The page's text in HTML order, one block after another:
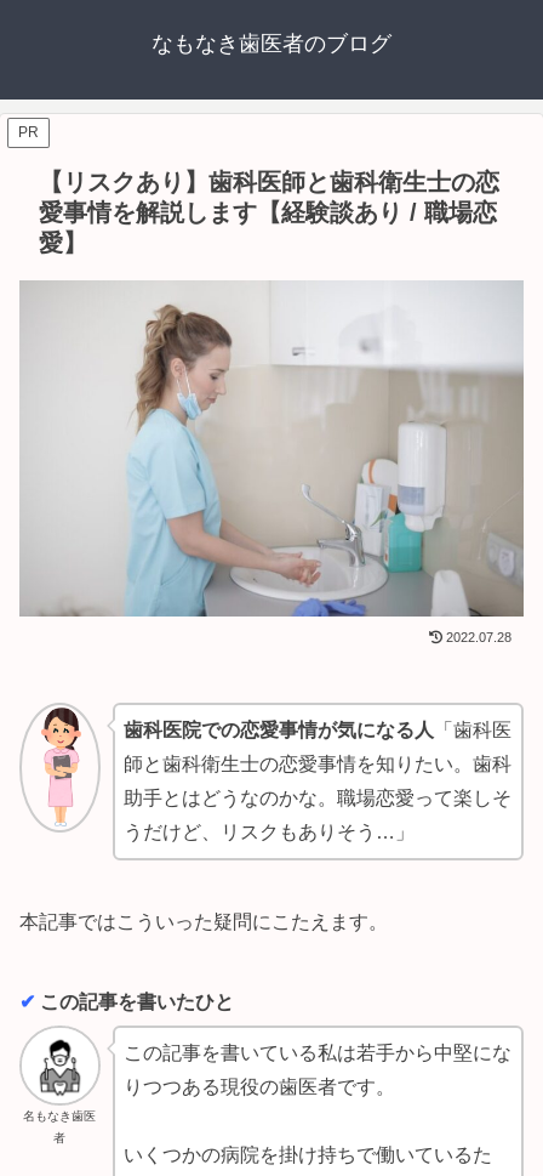
なもなき歯医者のブログ
PR
【リスクあり】歯科医師と歯科衛生士の恋
愛事情を解説します【経験談あり / 職場恋
愛】
2022.07.28
歯科医院での恋愛事情が気になる人 「歯科医
師と歯科衛生士の恋愛事情を知りたい。歯科
助手とはどうなのかな。職場恋愛って楽しそ
うだけど、リスクもありそう…」
本記事ではこういった疑問にこたえます。
✔︎ この記事を書いたひと
名もなき歯医
者
この記事を書いている私は若手から中堅にな
りつつある現役の歯医者です。
いくつかの病院を掛け持ちで働いているた